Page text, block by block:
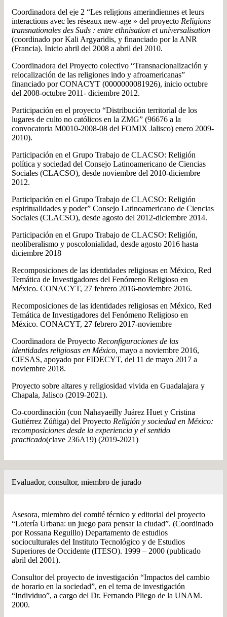
Coordinadora del eje 2 “Les religions amerindiennes et leurs
interactions avec les réseaux new-age » del proyecto Religions
transnationales des Suds : entre ethnisation et universalisation
(coordinado por Kali Argyaridis, y financiado por la ANR
(Francia). Inicio abril del 2008 a abril del 2010.
Coordinadora del Proyecto colectivo “Transnacionalización y
relocalización de las religiones indo y afroamericanas”
financiado por CONACYT (0000000081926), inicio octubre
del 2008-octubre 2011- diciembre 2012.
Participación en el proyecto “Distribución territorial de los
lugares de culto no católicos en la ZMG” (96676 a la
convocatoria M0010-2008-08 del FOMIX Jalisco) enero 2009-
2010).
Participación en el Grupo Trabajo de CLACSO: Religión
política y sociedad del Consejo Latinoamericano de Ciencias
Sociales (CLACSO), desde noviembre del 2010-diciembre
2012.
Participación en el Grupo Trabajo de CLACSO: Religión
espiritualidades y poder” Consejo Latinoamericano de Ciencias
Sociales (CLACSO), desde agosto del 2012-diciembre 2014.
Participación en el Grupo Trabajo de CLACSO: Religión,
neoliberalismo y poscolonialidad, desde agosto 2016 hasta
diciembre 2018
Recomposiciones de las identidades religiosas en México, Red
Temática de Investigadores del Fenómeno Religioso en
México. CONACYT, 27 febrero 2016-noviembre 2016.
Recomposiciones de las identidades religiosas en México, Red
Temática de Investigadores del Fenómeno Religioso en
México. CONACYT, 27 febrero 2017-noviembre
Coordinadora de Proyecto Reconfiguraciones de las
identidades religiosas en México, mayo a noviembre 2016,
CIESAS, apoyado por FIDECYT, del 11 de mayo 2017 a
noviembre 2018.
Proyecto sobre altares y religiosidad vivida en Guadalajara y
Chapala, Jalisco (2019-2021).
Co-coordinación (con Nahayaeilly Juárez Huet y Cristina
Gutiérrez Zúñiga) del Proyecto Religión y sociedad en México:
recomposiciones desde la experiencia y el sentido
practicado(clave 236A19) (2019-2021)
Evaluador, consultor, miembro de jurado
Asesora, miembro del comité técnico y editorial del proyecto
“Lotería Urbana: un juego para pensar la ciudad”. (Coordinado
por Rossana Reguillo) Departamento de estudios
socioculturales del Instituto Tecnológico y de Estudios
Superiores de Occidente (ITESO). 1999 – 2000 (publicado
abril del 2001).
Consultor del proyecto de investigación “Impactos del cambio
de horario en la sociedad”, en el tema de investigación
“Individuo”, a cargo del Dr. Fernando Pliego de la UNAM.
2000.